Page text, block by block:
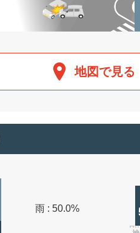
地図で見る
雨 : 50.0%